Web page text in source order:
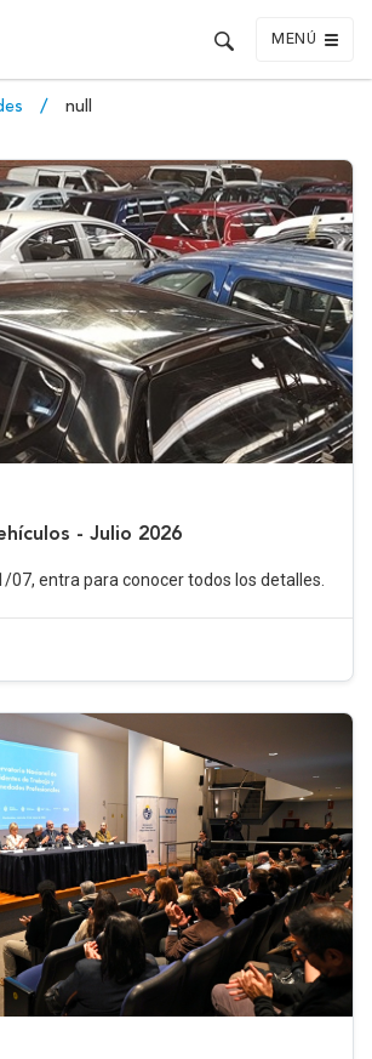
MENÚ
null
- Julio 2026
07, entra para conocer todos los detalles.